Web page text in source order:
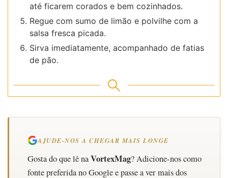
até ficarem corados e bem cozinhados.
Regue com sumo de limão e polvilhe com a
salsa fresca picada.
Sirva imediatamente, acompanhado de fatias
de pão.
AJUDE-NOS A CHEGAR MAIS LONGE
Gosta do que lê naVortexMag? Adicione-nos como
fonte preferida no Google e passe a ver mais dos